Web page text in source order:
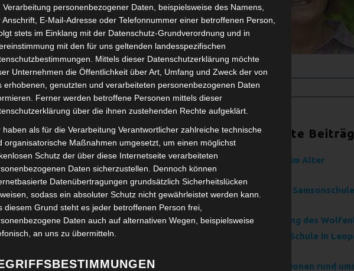
2019
SCHREIBEN
anderes zu machen; die Idee des
hat einen – Wolfenbüttel nicht, noch nicht…….
wurden diskutiert und verworfen, bis das
verteilt, Termine mit den
Gespräche geführt, Fotos aufgenommen, Texte
Beispielhaft wurden drei Museen für einen
Sponsoren für den Druck zu gewinnen. Ideen
Suchen
Neueste
Wohnen im Alter
Die neue
Benennung des
Samson-Schule in
Informationen rund
Verarbeitung personenbezogener Daten, beispielsweise des Namens,
Anschrift, E-Mail-Adresse oder Telefonnummer einer betroffenen Person,
stets im Einklang mit der Datenschutz-Grundverordnung und in
mit den für uns geltenden landesspezifischen
Mittels dieser Datenschutzerklärung möchte
Unternehmen die Öffentlichkeit über Art, Umfang und Zweck der von
erhobenen, genutzten und verarbeiteten personenbezogenen Daten
Ferner werden betroffene Personen mittels dieser
über die ihnen zustehenden Rechte aufgeklärt.
haben als für die Verarbeitung Verantwortlicher zahlreiche technische
organisatorische Maßnahmen umgesetzt, um einen möglichst
Schutz der über diese Internetseite verarbeiteten
Daten sicherzustellen. Dennoch können
Datenübertragungen grundsätzlich Sicherheitslücken
sodass ein absoluter Schutz nicht gewährleistet werden kann.
diesem Grund steht es jeder betroffenen Person frei,
Daten auch auf alternativen Wegen, beispielsweise
an uns zu übermitteln.